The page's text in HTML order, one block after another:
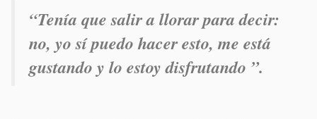
“Tenía que salir a llorar para decir:
no, yo sí puedo hacer esto, me está
gustando y lo estoy disfrutando ”.